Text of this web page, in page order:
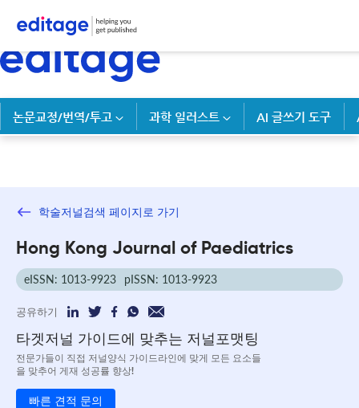
논문교정/번역/투고 과학 일러스트 AI 글쓰기 도구
학술저널검색 페이지로 가기
Hong Kong Journal of Paediatrics
eISSN: 1013-9923 pISSN: 1013-9923
공유하기
타겟저널 가이드에 맞추는 저널포맷팅
전문가들이 직접 저널양식 가이드라인에 맞게 모든 요소들
을 맞추어 게재 성공률 향상!
빠른 견적 문의